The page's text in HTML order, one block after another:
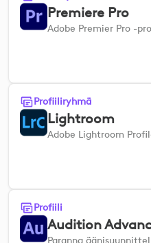
Premiere Pro
Profiiliryhmä
Lightroom
Profiili
Audition